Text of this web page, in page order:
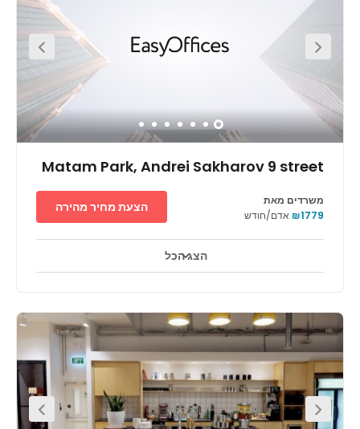
Matam Park, Andrei Sakharov 9 street
מרכז העיר
מרכז בינלאומי לטכנולוגיה. יושבות בו מספר חברות מובילות בעולם
בתחום ההיי-טק העולמי עם מתקני מחקר ופיתוח, ביניהן אינטל, IBM,
מייקרוספט, Yahoo!, פיליפס, גוגל, קוואלקום, תאגיד זוראן, קבוצת NDS
ועוד רבות אחרות. המרכז שוכן בקומה השמינית של הבניין הכי חדש
שהוקם בפארק, עם נוף שמשקיף על הים. המרכז מציע עיצוב איכותי,
ריהוט מובחר וחניון, קיימת אף חנייה לאופניים ומקלחות בתוך הפארק.
ניתן להגיע למרכז פארק מתם בעזרת תחבורה ציבורית כמעט מכל מקום
בעיר, והוא נמצא חמש דקות הליכה מתחנת הרכבת של חיפה.
משרדים מאת
אדם/חודש
הצעת מחיר מהירה
הצג הכל